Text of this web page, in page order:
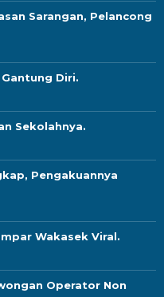
Sarangan, Pelancong
Diri.
Sekolahnya.
Pengakuannya
Wakasek Viral.
Operator Non